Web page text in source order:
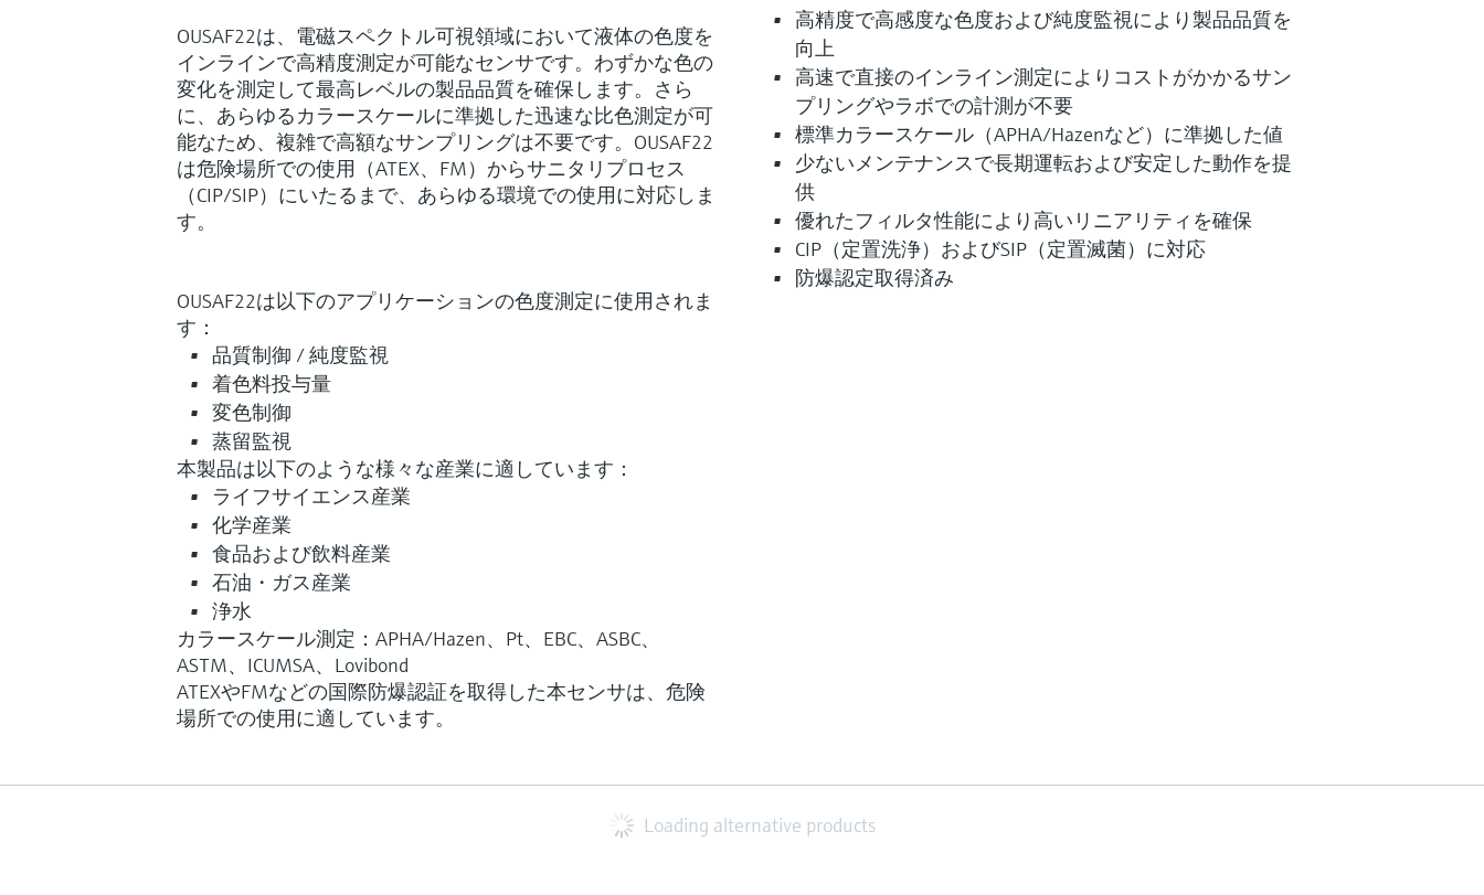
OUSAF22は、電磁スペクトル可視領域において液体の色度を
インラインで高精度測定が可能なセンサです。わずかな色の
変化を測定して最高レベルの製品品質を確保します。さら
に、あらゆるカラースケールに準拠した迅速な比色測定が可
能なため、複雑で高額なサンプリングは不要です。OUSAF22
は危険場所での使用（ATEX、FM）からサニタリプロセス
（CIP/SIP）にいたるまで、あらゆる環境での使用に対応しま
す。
OUSAF22は以下のアプリケーションの色度測定に使用されま
す：
品質制御 / 純度監視
着色料投与量
変色制御
蒸留監視
本製品は以下のような様々な産業に適しています：
ライフサイエンス産業
化学産業
食品および飲料産業
石油・ガス産業
浄水
カラースケール測定：APHA/Hazen、Pt、EBC、ASBC、
ASTM、ICUMSA、Lovibond
ATEXやFMなどの国際防爆認証を取得した本センサは、危険
場所での使用に適しています。
高精度で高感度な色度および純度監視により製品品質を
向上
高速で直接のインライン測定によりコストがかかるサン
プリングやラボでの計測が不要
標準カラースケール（APHA/Hazenなど）に準拠した値
少ないメンテナンスで長期運転および安定した動作を提
供
優れたフィルタ性能により高いリニアリティを確保
CIP（定置洗浄）およびSIP（定置滅菌）に対応
防爆認定取得済み
Loading alternative products